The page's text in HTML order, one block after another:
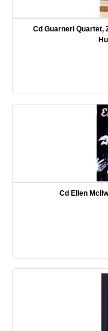
Cd Guarneri Quartet,
Cd Ellen